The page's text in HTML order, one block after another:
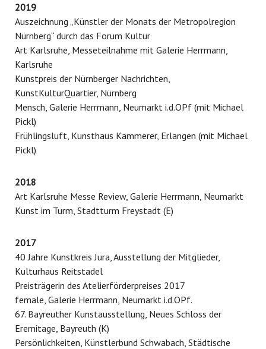
2019
Auszeichnung „Künstler der Monats der Metropolregion
Nürnberg“ durch das Forum Kultur
Art Karlsruhe, Messeteilnahme mit Galerie Herrmann,
Karlsruhe
Kunstpreis der Nürnberger Nachrichten,
KunstKulturQuartier, Nürnberg
Mensch, Galerie Herrmann, Neumarkt i.d.OPf (mit Michael
Pickl)
Frühlingsluft, Kunsthaus Kammerer, Erlangen (mit Michael
Pickl)
2018
Art Karlsruhe Messe Review, Galerie Herrmann, Neumarkt
Kunst im Turm, Stadtturm Freystadt (E)
2017
40 Jahre Kunstkreis Jura, Ausstellung der Mitglieder,
Kulturhaus Reitstadel
Preisträgerin des Atelierförderpreises 2017
female, Galerie Herrmann, Neumarkt i.d.OPf.
67. Bayreuther Kunstausstellung, Neues Schloss der
Eremitage, Bayreuth (K)
Persönlichkeiten, Künstlerbund Schwabach, Städtische